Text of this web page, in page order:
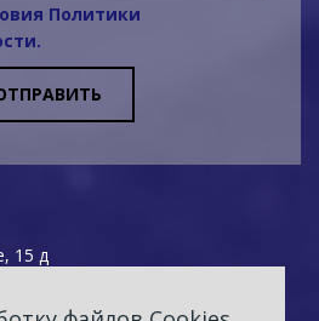
Политики
.
15 д